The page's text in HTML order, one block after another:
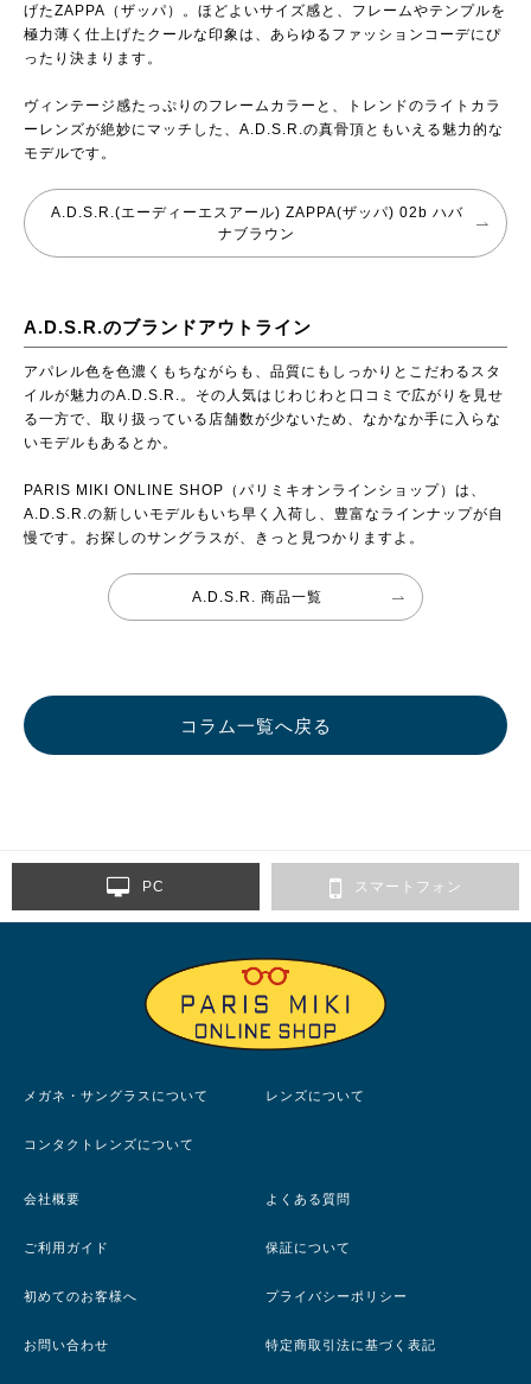
げたZAPPA（ザッパ）。ほどよいサイズ感と、フレームやテンプルを
極力薄く仕上げたクールな印象は、あらゆるファッションコーデにぴ
ったり決まります。
ヴィンテージ感たっぷりのフレームカラーと、トレンドのライトカラ
ーレンズが絶妙にマッチした、A.D.S.R.の真骨頂ともいえる魅力的な
モデルです。
A.D.S.R.(エーディーエスアール) ZAPPA(ザッパ) 02b ハバ
ナブラウン
A.D.S.R.のブランドアウトライン
アパレル色を色濃くもちながらも、品質にもしっかりとこだわるスタ
イルが魅力のA.D.S.R.。その人気はじわじわと口コミで広がりを見せ
る一方で、取り扱っている店舗数が少ないため、なかなか手に入らな
いモデルもあるとか。
PARIS MIKI ONLINE SHOP（パリミキオンラインショップ）は、
A.D.S.R.の新しいモデルもいち早く入荷し、豊富なラインナップが自
慢です。お探しのサングラスが、きっと見つかりますよ。
A.D.S.R. 商品一覧
コラム一覧へ戻る
PC スマートフォン
メガネ・サングラスについて レンズについて
コンタクトレンズについて
会社概要 よくある質問
ご利用ガイド 保証について
初めてのお客様へ プライバシーポリシー
お問い合わせ 特定商取引法に基づく表記